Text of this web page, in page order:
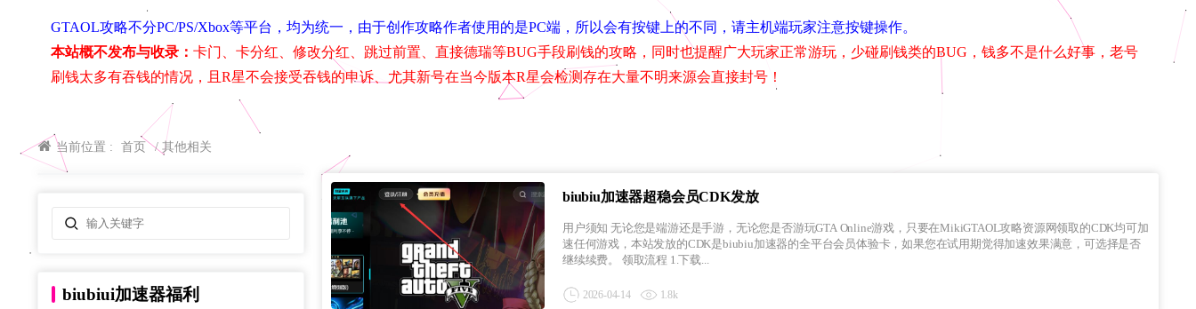
GTAOL攻略不分PC/PS/Xbox等平台，均为统一，由于创作攻略作者使用的是PC端，所以会有按键上的不同，请主机端玩家注意按键操作。
本站概不发布与收录： 卡门、卡分红、修改分红、跳过前置、直接德瑞等BUG手段刷钱的攻略，同时也提醒广大玩家正常游玩，少碰刷钱类的BUG，钱多不是什么好事，老号
刷钱太多有吞钱的情况，且R星不会接受吞钱的申诉、尤其新号在当今版本R星会检测存在大量不明来源会直接封号！
当前位置 : 首页 其他相关
biubiui加速器福利
biubiu加速器超稳会员CDK发放
用户须知 无论您是端游还是手游，无论您是否游玩GTA Online游戏，只要在MikiGTAOL攻略资源网领取的CDK均可加
速任何游戏，本站发放的CDK是biubiu加速器的全平台会员体验卡，如果您在试用期觉得加速效果满意，可选择是否
继续续费。 领取流程 1.下载...
2026-04-14 1.8k